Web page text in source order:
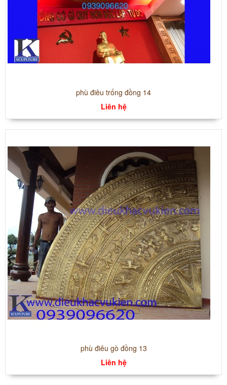
phù điêu trống đồng 14
Liên hệ
phù điêu gò đồng 13
Liên hệ